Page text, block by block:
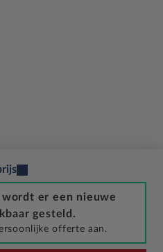
er een nieuwe
gesteld.
offerte aan.